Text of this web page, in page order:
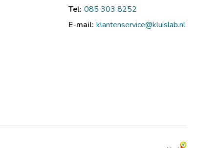
Tel: 085 303 8252
E-mail: klantenservice@kluislab.nl